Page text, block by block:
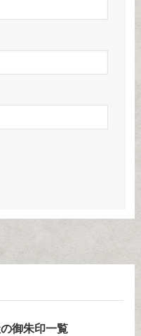
御朱印一覧